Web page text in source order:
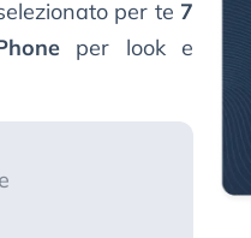
per te 7
per look e